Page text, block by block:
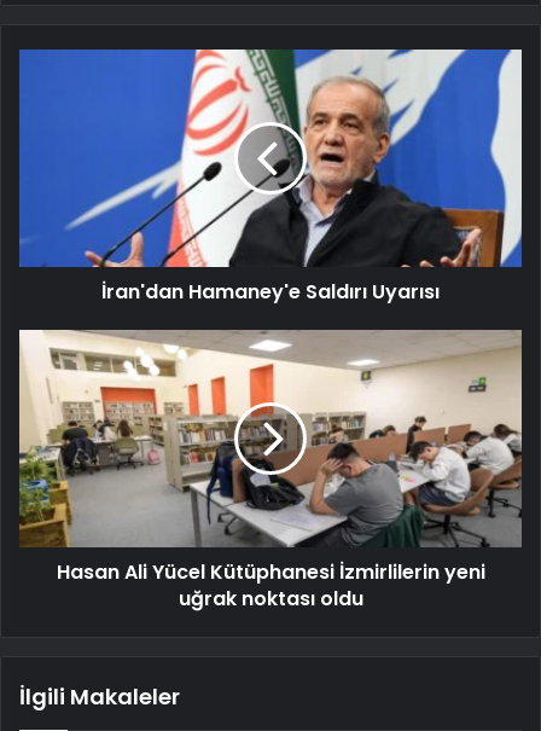
İran'dan Hamaney'e Saldırı Uyarısı
Hasan Ali Yücel Kütüphanesi İzmirlilerin yeni
uğrak noktası oldu
İlgili Makaleler